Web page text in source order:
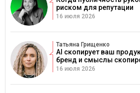
риском для репутации
16 июля 2026
Татьяна Грищенко
AI скопирует ваш
бренд и смыслы
16 июля 2026